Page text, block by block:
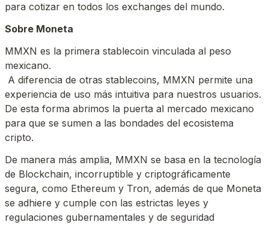
para cotizar en todos los exchanges del mundo.
Sobre Moneta
MMXN es la primera stablecoin vinculada al peso
mexicano.
experiencia de uso más intuitiva para nuestros usuarios.
De esta forma abrimos la puerta al mercado mexicano
para que se sumen a las bondades del ecosistema
cripto.
De manera más amplia, MMXN se basa en la tecnología
de Blockchain, incorruptible y criptográficamente
segura, como Ethereum y Tron, además de que Moneta
se adhiere y cumple con las estrictas leyes y
regulaciones gubernamentales y de seguridad